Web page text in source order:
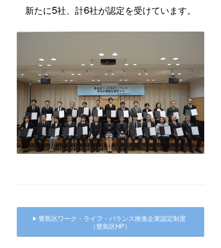
新たに5社、計6社が認定を受けています。
豊島区ワーク・ライフ・バランス推進企業認定制度
（豊島区HP）